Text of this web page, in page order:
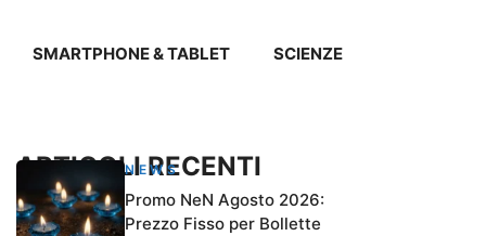
SMARTPHONE & TABLET SCIENZE
ARTICOLI RECENTI
NEWS
Promo NeN Agosto 2026:
Prezzo Fisso per Bollette